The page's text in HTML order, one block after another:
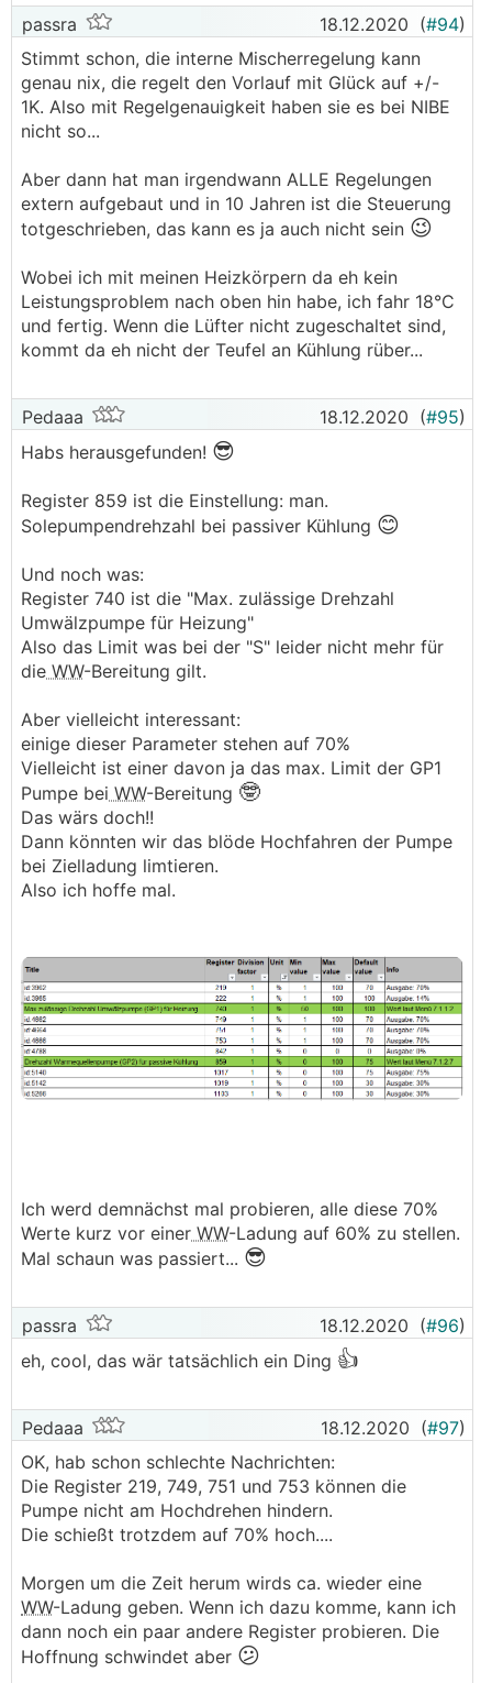
passra 18.12.2020 (#94)
Stimmt schon, die interne Mischerregelung kann
genau nix, die regelt den Vorlauf mit Glück auf +/-
1K. Also mit Regelgenauigkeit haben sie es bei NIBE
nicht so...
Aber dann hat man irgendwann ALLE Regelungen
extern aufgebaut und in 10 Jahren ist die Steuerung
totgeschrieben, das kann es ja auch nicht sein 😉
Wobei ich mit meinen Heizkörpern da eh kein
Leistungsproblem nach oben hin habe, ich fahr 18°C
und fertig. Wenn die Lüfter nicht zugeschaltet sind,
kommt da eh nicht der Teufel an Kühlung rüber...
Pedaaa 18.12.2020 (#95)
Habs herausgefunden! 😎
Register 859 ist die Einstellung: man.
Solepumpendrehzahl bei passiver Kühlung 😊
Und noch was:
Register 740 ist die "Max. zulässige Drehzahl
Umwälzpumpe für Heizung"
Also das Limit was bei der "S" leider nicht mehr für
die WW-Bereitung gilt.
Aber vielleicht interessant:
einige dieser Parameter stehen auf 70%
Vielleicht ist einer davon ja das max. Limit der GP1
Pumpe bei WW-Bereitung 🤓
Das wärs doch!!
Dann könnten wir das blöde Hochfahren der Pumpe
bei Zielladung limtieren.
Also ich hoffe mal.
Ich werd demnächst mal probieren, alle diese 70%
Werte kurz vor einer WW-Ladung auf 60% zu stellen.
Mal schaun was passiert... 😎
passra 18.12.2020 (#96)
eh, cool, das wär tatsächlich ein Ding 👍
Pedaaa 18.12.2020 (#97)
OK, hab schon schlechte Nachrichten:
Die Register 219, 749, 751 und 753 können die
Pumpe nicht am Hochdrehen hindern.
Die schießt trotzdem auf 70% hoch....
Morgen um die Zeit herum wirds ca. wieder eine
WW-Ladung geben. Wenn ich dazu komme, kann ich
dann noch ein paar andere Register probieren. Die
Hoffnung schwindet aber 😕